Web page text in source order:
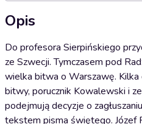
Opis
Do profesora Sierpińskiego
ze Szwecji. Tymczasem pod
wielka bitwa o Warszawę.
bitwy, porucznik Kowalewski i
podejmują decyzje o
tekstem pisma świętego. Józef